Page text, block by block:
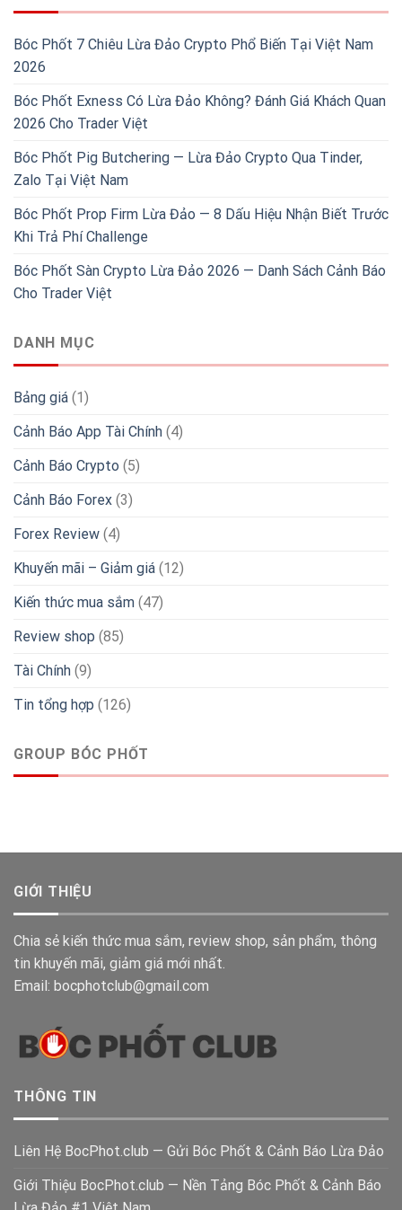
Bóc Phốt 7 Chiêu Lừa Đảo Crypto Phổ Biến Tại Việt Nam
2026
Bóc Phốt Exness Có Lừa Đảo Không? Đánh Giá Khách Quan
2026 Cho Trader Việt
Bóc Phốt Pig Butchering — Lừa Đảo Crypto Qua Tinder,
Zalo Tại Việt Nam
Bóc Phốt Prop Firm Lừa Đảo — 8 Dấu Hiệu Nhận Biết Trước
Khi Trả Phí Challenge
Bóc Phốt Sàn Crypto Lừa Đảo 2026 — Danh Sách Cảnh Báo
Cho Trader Việt
DANH MỤC
Bảng giá (1)
Cảnh Báo App Tài Chính (4)
Cảnh Báo Crypto (5)
Cảnh Báo Forex (3)
Forex Review (4)
Khuyến mãi – Giảm giá (12)
Kiến thức mua sắm (47)
Review shop (85)
Tài Chính (9)
Tin tổng hợp (126)
GROUP BÓC PHỐT
GIỚI THIỆU
Chia sẻ kiến thức mua sắm, review shop, sản phẩm, thông
tin khuyến mãi, giảm giá mới nhất.
Email: bocphotclub@gmail.com
THÔNG TIN
Liên Hệ BocPhot.club — Gửi Bóc Phốt & Cảnh Báo Lừa Đảo
Giới Thiệu BocPhot.club — Nền Tảng Bóc Phốt & Cảnh Báo